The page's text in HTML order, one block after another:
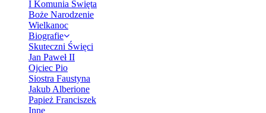
I Komunia Święta
Boże Narodzenie
Wielkanoc
Biografie
Skuteczni Święci
Jan Paweł II
Ojciec Pio
Siostra Faustyna
Jakub Alberione
Papież Franciszek
Inne